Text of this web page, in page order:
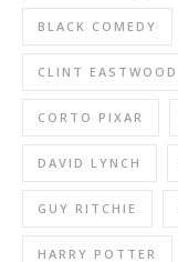
BLACK COMEDY
CLINT EASTWOOD
CORTO PIXAR
DAVID LYNCH
GUY RITCHIE
HARRY POTTER